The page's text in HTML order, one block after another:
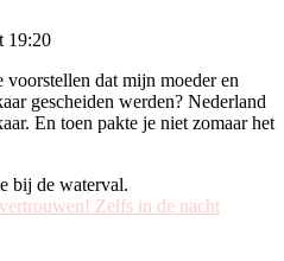
19:20
dat mijn moeder en
gescheiden werden? Nederland
En toen pakte je niet zomaar het
bij de waterval.
Zelfs in de nacht